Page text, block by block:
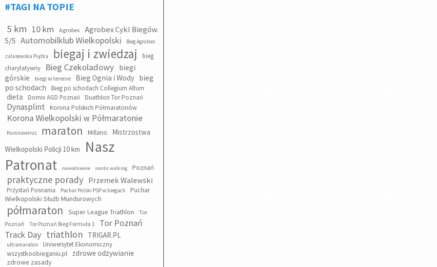
#TAGI NA TOPIE
5 km 10 km Agrobex
Agrobex Cykl Biegów
5/5 Automobilklub Wielkopolski Bieg Agrobex
zalasewska Piątka biegaj i zwiedzaj
bieg
charytatywny
Bieg Czekoladowy
biegi
górskie
biegi w terenie Bieg Ognia i Wody bieg
po schodach
Bieg po schodach Collegium Altum
dieta Domix AGD Poznań Duathlon Tor Poznań
Dynasplint Korona Polskich Półmaratonów
Korona Wielkopolski w Półmaratonie
Koronawirus maraton Millano
Mistrzostwa
Wielkopolski Policji 10 km
Nasz
Patronat
nawodnienie nordic walking Poznań
praktyczne porady Przemek Walewski
Przystań Posnania Puchar Polski PSP w biegach
Puchar
Wielkopolski Służb Mundurowych
półmaraton Super League Triathlon
Tor
Poznań
Tor Poznań Bieg Formuła 1
Tor Poznań
Track Day triathlon TRIGAR.PL
ultramaraton Uniwersytet Ekonomiczny
wszystkoobieganiu.pl zdrowe odżywianie
zdrowe zasady